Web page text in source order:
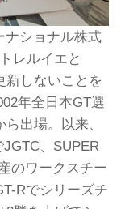
ナショナル株式
レルイエと
新しないことを
年全日本GT選
出場。以来、
、SUPER
のワークスチー
Rでシリーズチ